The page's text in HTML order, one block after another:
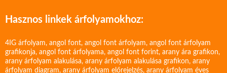
Hasznos linkek árfolyamokhoz:
4IG árfolyam, angol font, angol font árfolyam, angol font árfolyam
grafikonja, angol font árfolyama, angol font forint, arany ára grafikon,
arany árfolyam alakulása, arany árfolyam alakulása grafikon, arany
árfolyam diagram, arany árfolyam előrejelzés, arany árfolyam éves